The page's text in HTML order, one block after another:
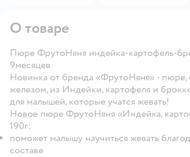
О товаре
Пюре ФрутоНяня индейка-картофель-
9месяцев
Новинка от бренда «ФрутоНяня» - пюре,
железом, из Индейки, картофеля и
для малышей, которые учатся жевать!
Новое пюре ФрутоНяня «Индейка,
190г:
поможет малышу научиться жевать
составе